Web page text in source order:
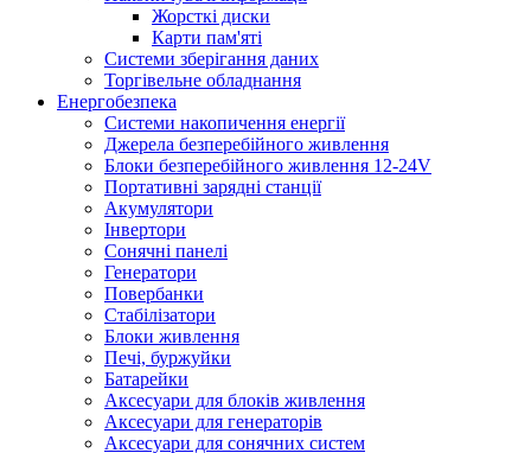
Жорсткі диски
Карти пам'яті
Системи зберігання даних
Торгівельне обладнання
Енергобезпека
Системи накопичення енергії
Джерела безперебійного живлення
Блоки безперебійного живлення 12-24V
Портативні зарядні станції
Акумулятори
Інвертори
Сонячні панелі
Генератори
Повербанки
Стабілізатори
Блоки живлення
Печі, буржуйки
Батарейки
Аксесуари для блоків живлення
Аксесуари для генераторів
Аксесуари для сонячних систем